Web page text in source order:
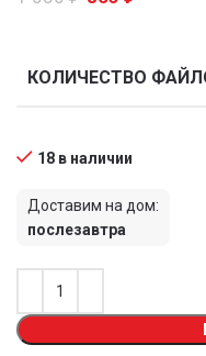
КОЛИЧЕСТВО
18 в наличии
Доставим на дом:
послезавтра